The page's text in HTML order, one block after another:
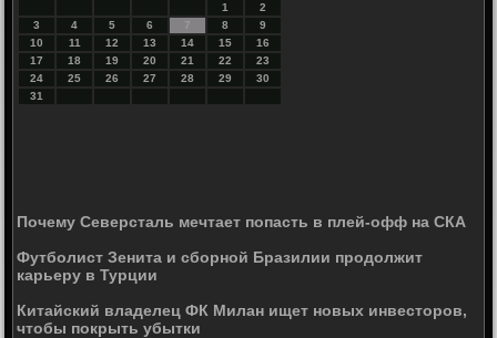
1
2
3
4 5 6 7 8
9
10
11 12 13 14 15
16
17
18 19 20 21 22
23
24
25 26 27 28 29
30
31
Почему Северсталь мечтает попасть в плей-офф на СКА
Футболист Зенита и сборной Бразилии продолжит
карьеру в Турции
Китайский владелец ФК Милан ищет новых инвесторов,
чтобы покрыть убытки